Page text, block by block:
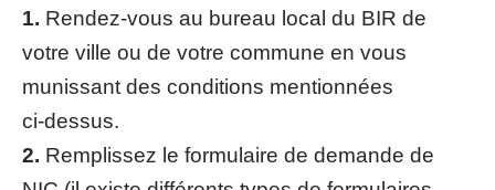
1. Rendez-vous au bureau local du BIR de
votre ville ou de votre commune en vous
munissant des conditions mentionnées
ci-dessus.
2. Remplissez le formulaire de demande de